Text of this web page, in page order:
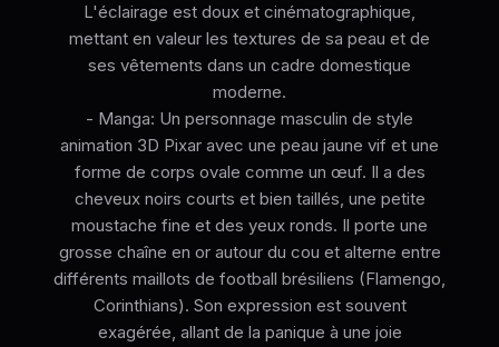
L'éclairage est doux et cinématographique,
mettant en valeur les textures de sa peau et de
ses vêtements dans un cadre domestique
moderne.
- Manga: Un personnage masculin de style
animation 3D Pixar avec une peau jaune vif et une
forme de corps ovale comme un œuf. Il a des
cheveux noirs courts et bien taillés, une petite
moustache fine et des yeux ronds. Il porte une
grosse chaîne en or autour du cou et alterne entre
différents maillots de football brésiliens (Flamengo,
Corinthians). Son expression est souvent
exagérée, allant de la panique à une joie